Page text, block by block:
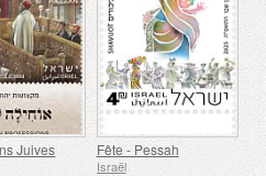
Juives Fête - Pessah
Israël